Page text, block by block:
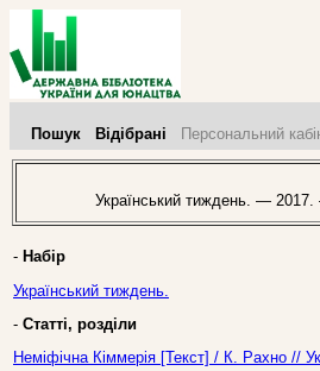
Пошук Відібрані Персональний
Український тиждень. —
- Набір
Український тиждень.
- Статті, розділи
Неміфічна Кіммерія [Текст] / К. Рахно